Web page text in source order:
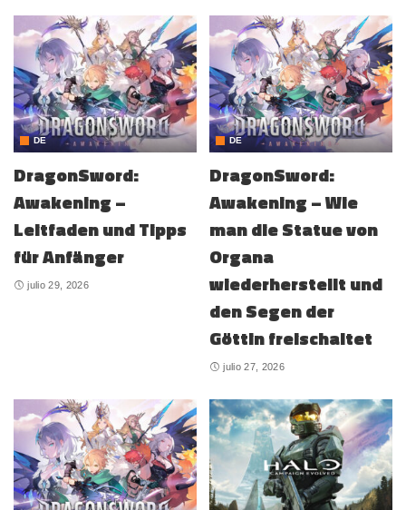
DE
DragonSword:
Awakening –
Leitfaden und Tipps
für Anfänger
julio 29, 2026
DE
DragonSword:
Awakening – Wie
man die Statue von
Organa
wiederherstellt und
den Segen der
Göttin freischaltet
julio 27, 2026